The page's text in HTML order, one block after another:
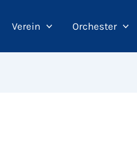
Verein Orchester